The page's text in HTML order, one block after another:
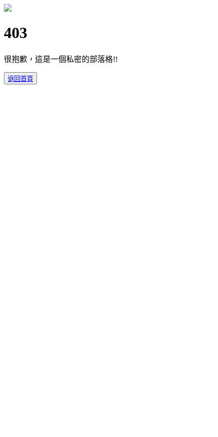
403
很抱歉，這是一個私密的部落格!!
返回首頁